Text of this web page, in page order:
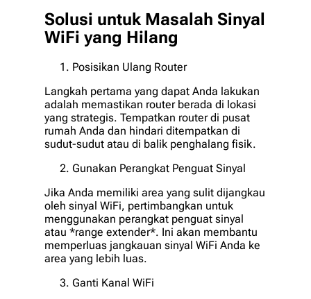
Solusi untuk Masalah Sinyal
WiFi yang Hilang
Posisikan Ulang Router
Langkah pertama yang dapat Anda lakukan
adalah memastikan router berada di lokasi
yang strategis. Tempatkan router di pusat
rumah Anda dan hindari ditempatkan di
sudut-sudut atau di balik penghalang fisik.
Gunakan Perangkat Penguat Sinyal
Jika Anda memiliki area yang sulit dijangkau
oleh sinyal WiFi, pertimbangkan untuk
menggunakan perangkat penguat sinyal
atau *range extender*. Ini akan membantu
memperluas jangkauan sinyal WiFi Anda ke
area yang lebih luas.
Ganti Kanal WiFi